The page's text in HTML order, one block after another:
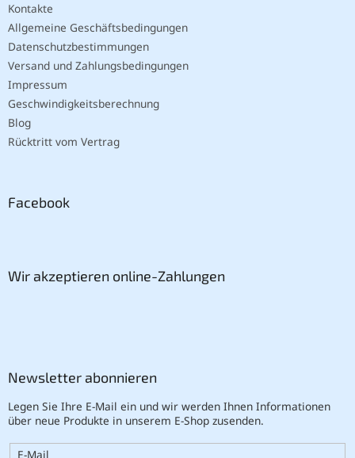
Kontakte
Allgemeine Geschäftsbedingungen
Datenschutzbestimmungen
Versand und Zahlungsbedingungen
Impressum
Geschwindigkeitsberechnung
Blog
Rücktritt vom Vertrag
Facebook
Wir akzeptieren online-Zahlungen
Newsletter abonnieren
Legen Sie Ihre E-Mail ein und wir werden Ihnen Informationen
über neue Produkte in unserem E-Shop zusenden.
E-Mail